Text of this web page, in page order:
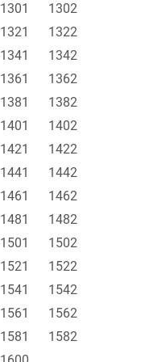
1301
1302
1321
1322
1341
1342
1361
1362
1381
1382
1401
1402
1421
1422
1441
1442
1461
1462
1481
1482
1501
1502
1521
1522
1541
1542
1561
1562
1581
1582